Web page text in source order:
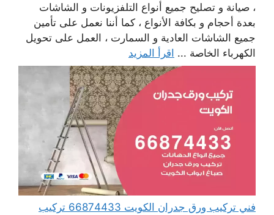
، صيانة و تصليح جميع أنواع التلفزيونات و الشاشات
بعدة أحجام و بكافة الأنواع ، كما أننا نعمل على تأمين
جميع الشاشات العادية و السمارت ، العمل على تحويل
الكهرباء الخاصة ... اقرأ المزيد
فني تركيب ورق جدران الكويت 66874433 تركيب